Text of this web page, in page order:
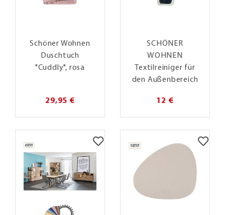
Schöner Wohnen
Duschtuch
"Cuddly", rosa
29,95 €
SCHÖNER
WOHNEN
Textilreiniger für
den Außenbereich
12 €